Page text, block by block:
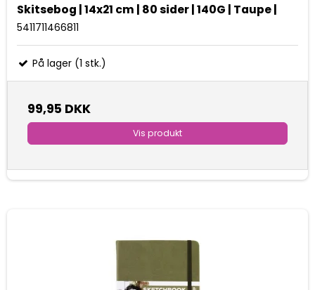
Skitsebog | 14x21 cm | 80 sider | 140G | Taupe |
5411711466811
På lager (1 stk.)
99,95 DKK
Vis produkt